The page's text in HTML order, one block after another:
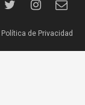
Política de Privacidad